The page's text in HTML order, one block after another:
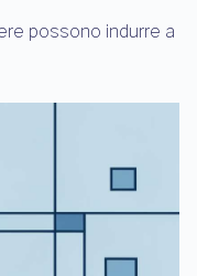
possono indurre a